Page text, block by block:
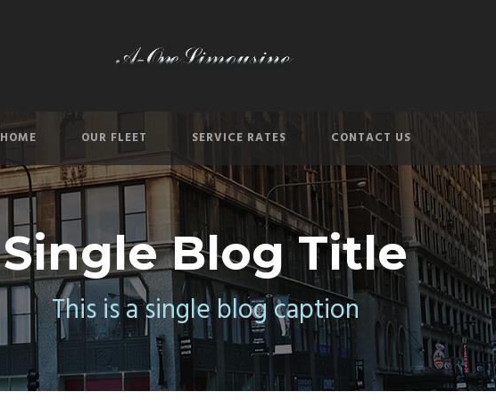
HOME OUR FLEET SERVICE RATES CONTACT US
Single Blog Title
This is a single blog caption